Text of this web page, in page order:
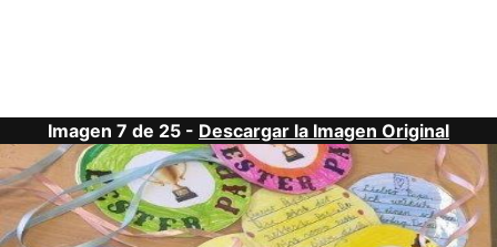
Imagen 7 de 25 - Descargar la Imagen Original